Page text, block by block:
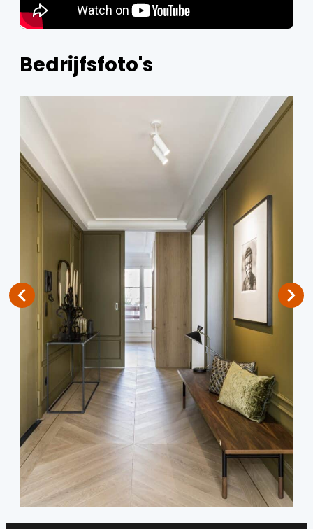
Bedrijfsfoto's